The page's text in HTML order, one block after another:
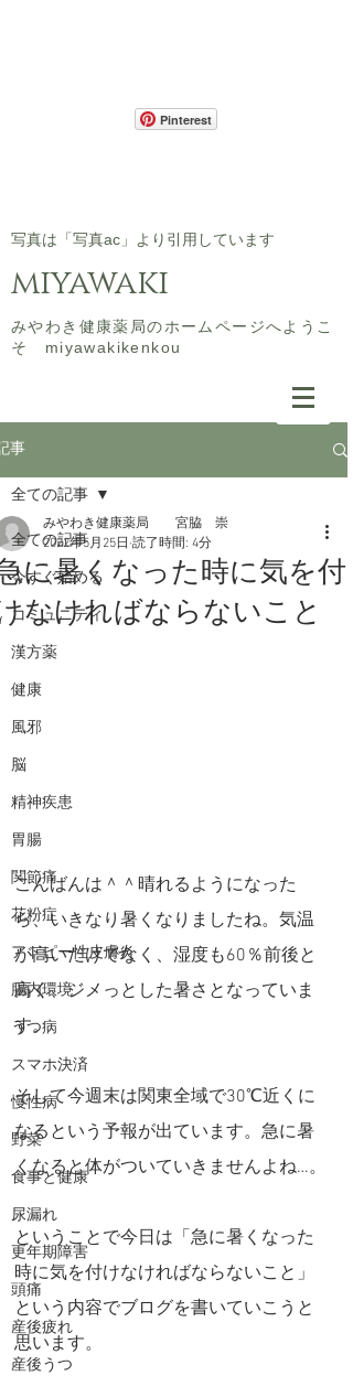
Pinterest
​写真は「写真ac」より引用しています
miyawaki
​みやわき健康薬局のホームページへようこ
そ miyawakikenkou
事
全ての記事
今すぐ始める
コミュニティ
漢方薬
健康
風邪
脳
精神疾患
胃腸
関節痛
花粉症
アトピー性皮膚炎
腸内環境
うつ病
スマホ決済
慢性病
野菜
食事と健康
尿漏れ
更年期障害
頭痛
産後疲れ
産後うつ
全ての記事
に暑くなった時に気を付
なければならないこと
みやわき健康薬局 宮脇 崇
2022年5月25日 読了時間: 4分
こんばんは＾＾晴れるようになった
ら、いきなり暑くなりましたね。気温
が高いだけでなく、湿度も60％前後と
高く、ジメっとした暑さとなっていま
す。
そして今週末は関東全域で30℃近くに
なるという予報が出ています。急に暑
くなると体がついていきませんよね…。
ということで今日は「急に暑くなった
時に気を付けなければならないこと」
という内容でブログを書いていこうと
思います。